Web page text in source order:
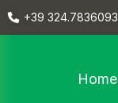
+39 324.7836093
Home